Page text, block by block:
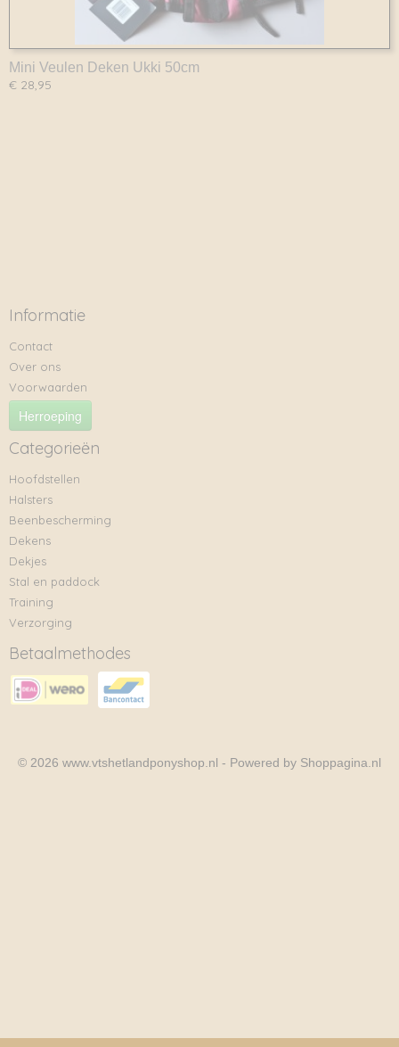
Mini Veulen Deken Ukki 50cm
€ 28,95
Informatie
Contact
Over ons
Voorwaarden
Herroeping
Categorieën
Hoofdstellen
Halsters
Beenbescherming
Dekens
Dekjes
Stal en paddock
Training
Verzorging
Betaalmethodes
© 2026 www.vtshetlandponyshop.nl - Powered by Shoppagina.nl